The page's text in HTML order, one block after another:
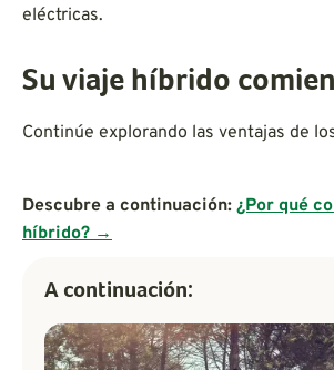
eléctricas.
Su viaje híbrido
Continúe explorando las ventajas de
Descubre a continuación: ¿Por qué
híbrido? →
A continuación: